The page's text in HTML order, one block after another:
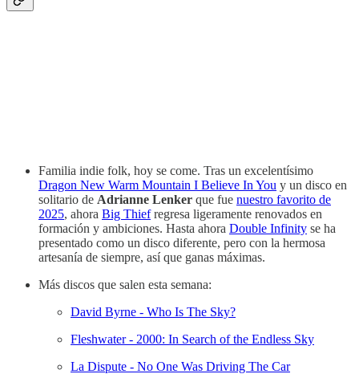
Familia indie folk, hoy se come. Tras un excelentísimo
Dragon New Warm Mountain I Believe In You y un disco en
solitario de Adrianne Lenker que fue nuestro favorito de
2025, ahora Big Thiefregresa ligeramente renovados en
formación y ambiciones. Hasta ahora Double Infinity se ha
presentado como un disco diferente, pero con la hermosa
artesanía de siempre, así que ganas máximas.
Más discos que salen esta semana:
David Byrne - Who Is The Sky?
Fleshwater - 2000: In Search of the Endless Sky
La Dispute - No One Was Driving The Car